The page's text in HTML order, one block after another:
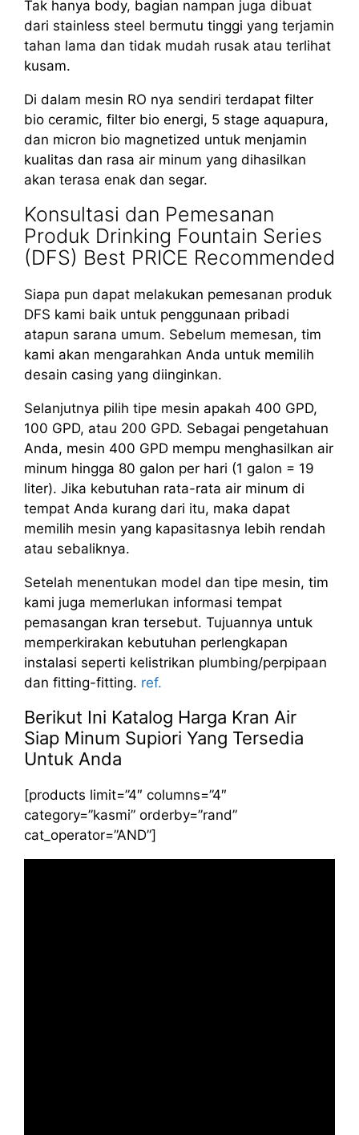
Tak hanya body, bagian nampan juga dibuat
dari stainless steel bermutu tinggi yang terjamin
tahan lama dan tidak mudah rusak atau terlihat
kusam.
Di dalam mesin RO nya sendiri terdapat filter
bio ceramic, filter bio energi, 5 stage aquapura,
dan micron bio magnetized untuk menjamin
kualitas dan rasa air minum yang dihasilkan
akan terasa enak dan segar.
Konsultasi dan Pemesanan
Produk Drinking Fountain Series
(DFS) Best PRICE Recommended
Siapa pun dapat melakukan pemesanan produk
DFS kami baik untuk penggunaan pribadi
atapun sarana umum. Sebelum memesan, tim
kami akan mengarahkan Anda untuk memilih
desain casing yang diinginkan.
Selanjutnya pilih tipe mesin apakah 400 GPD,
100 GPD, atau 200 GPD. Sebagai pengetahuan
Anda, mesin 400 GPD mempu menghasilkan air
minum hingga 80 galon per hari (1 galon = 19
liter). Jika kebutuhan rata-rata air minum di
tempat Anda kurang dari itu, maka dapat
memilih mesin yang kapasitasnya lebih rendah
atau sebaliknya.
Setelah menentukan model dan tipe mesin, tim
kami juga memerlukan informasi tempat
pemasangan kran tersebut. Tujuannya untuk
memperkirakan kebutuhan perlengkapan
instalasi seperti kelistrikan plumbing/perpipaan
dan fitting-fitting. ref.
Berikut Ini Katalog Harga Kran Air
Siap Minum Supiori Yang Tersedia
Untuk Anda
[products limit=”4″ columns=”4″
category=”kasmi” orderby=”rand”
cat_operator=”AND”]